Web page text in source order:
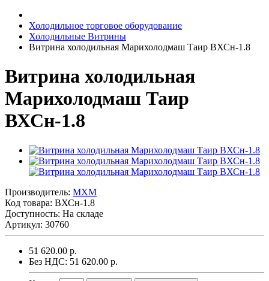
Холодильное торговое оборудование
Холодильные Витрины
Витрина холодильная Марихолодмаш Таир ВХСн-1.8
Витрина холодильная
Марихолодмаш Таир
ВХСн-1.8
Производитель: MXM
Код товара: ВХСн-1.8
Доступность: На складе
Артикул: 30760
51 620.00 р.
Без НДС: 51 620.00 р.